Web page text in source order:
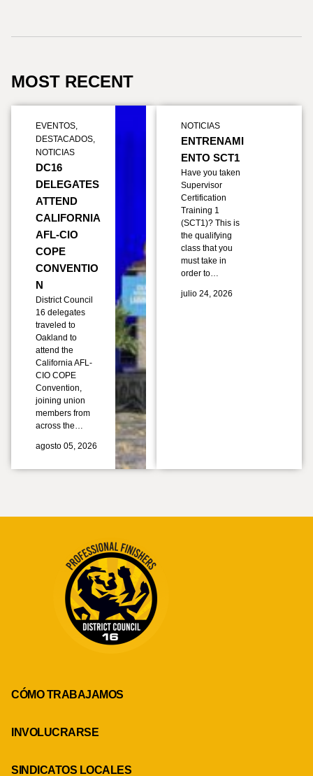
MOST RECENT
EVENTOS,
DESTACADOS,
NOTICIAS
DC16
DELEGATES
ATTEND
CALIFORNIA
AFL-CIO
COPE
CONVENTIO
N
District Council
16 delegates
traveled to
Oakland to
attend the
California AFL-
CIO COPE
Convention,
joining union
members from
across the…
agosto 05, 2026
NOTICIAS
ENTRENAMI
ENTO SCT1
Have you taken
Supervisor
Certification
Training 1
(SCT1)? This is
the qualifying
class that you
must take in
order to…
julio 24, 2026
CÓMO TRABAJAMOS
INVOLUCRARSE
SINDICATOS LOCALES